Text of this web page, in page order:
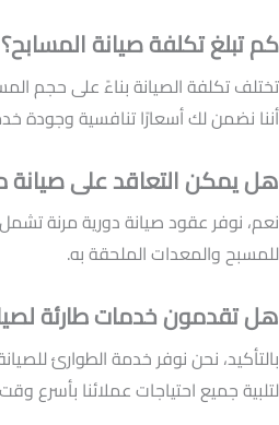
كم تبلغ تكلفة صيانة المسابح؟
تختلف تكلفة الصيانة بناءً على حجم
أننا نضمن لك أسعارًا تنافسية وجودة
هل يمكن التعاقد على صيانة
نعم، نوفر عقود صيانة دورية مرنة
للمسبح والمعدات الملحقة به.
هل تقدمون خدمات طارئة
بالتأكيد، نحن نوفر خدمة الطوارئ
لتلبية جميع احتياجات عملائنا بأسرع